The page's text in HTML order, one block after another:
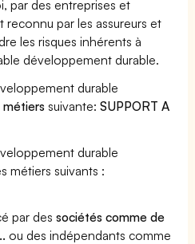
par des entreprises et
reconnu par les assureurs et
les risques inhérents à
développement durable.
durable
métiers suivante:SUPPORT A
durable
métiers suivants :
par dessociétés comme de
ou des indépendants comme